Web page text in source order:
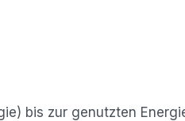
bis zur genutzten